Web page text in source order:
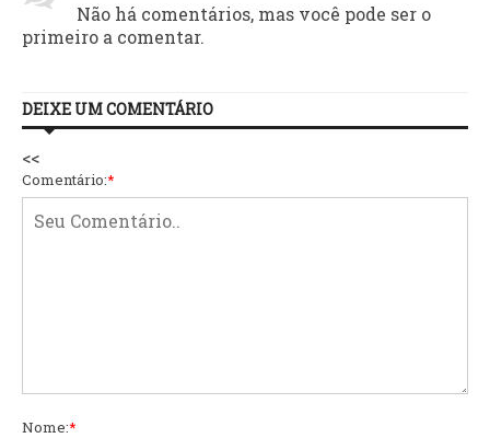
Não há comentários, mas você pode ser o
primeiro a comentar.
DEIXE UM COMENTÁRIO
<<
Comentário:*
Nome:*